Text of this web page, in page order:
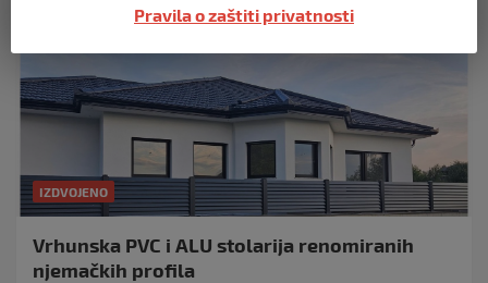
IZDVOJENO
Vrhunska PVC i ALU stolarija renomiranih
njemačkih profila
Pravila o zaštiti privatnosti